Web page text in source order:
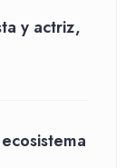
y actriz,